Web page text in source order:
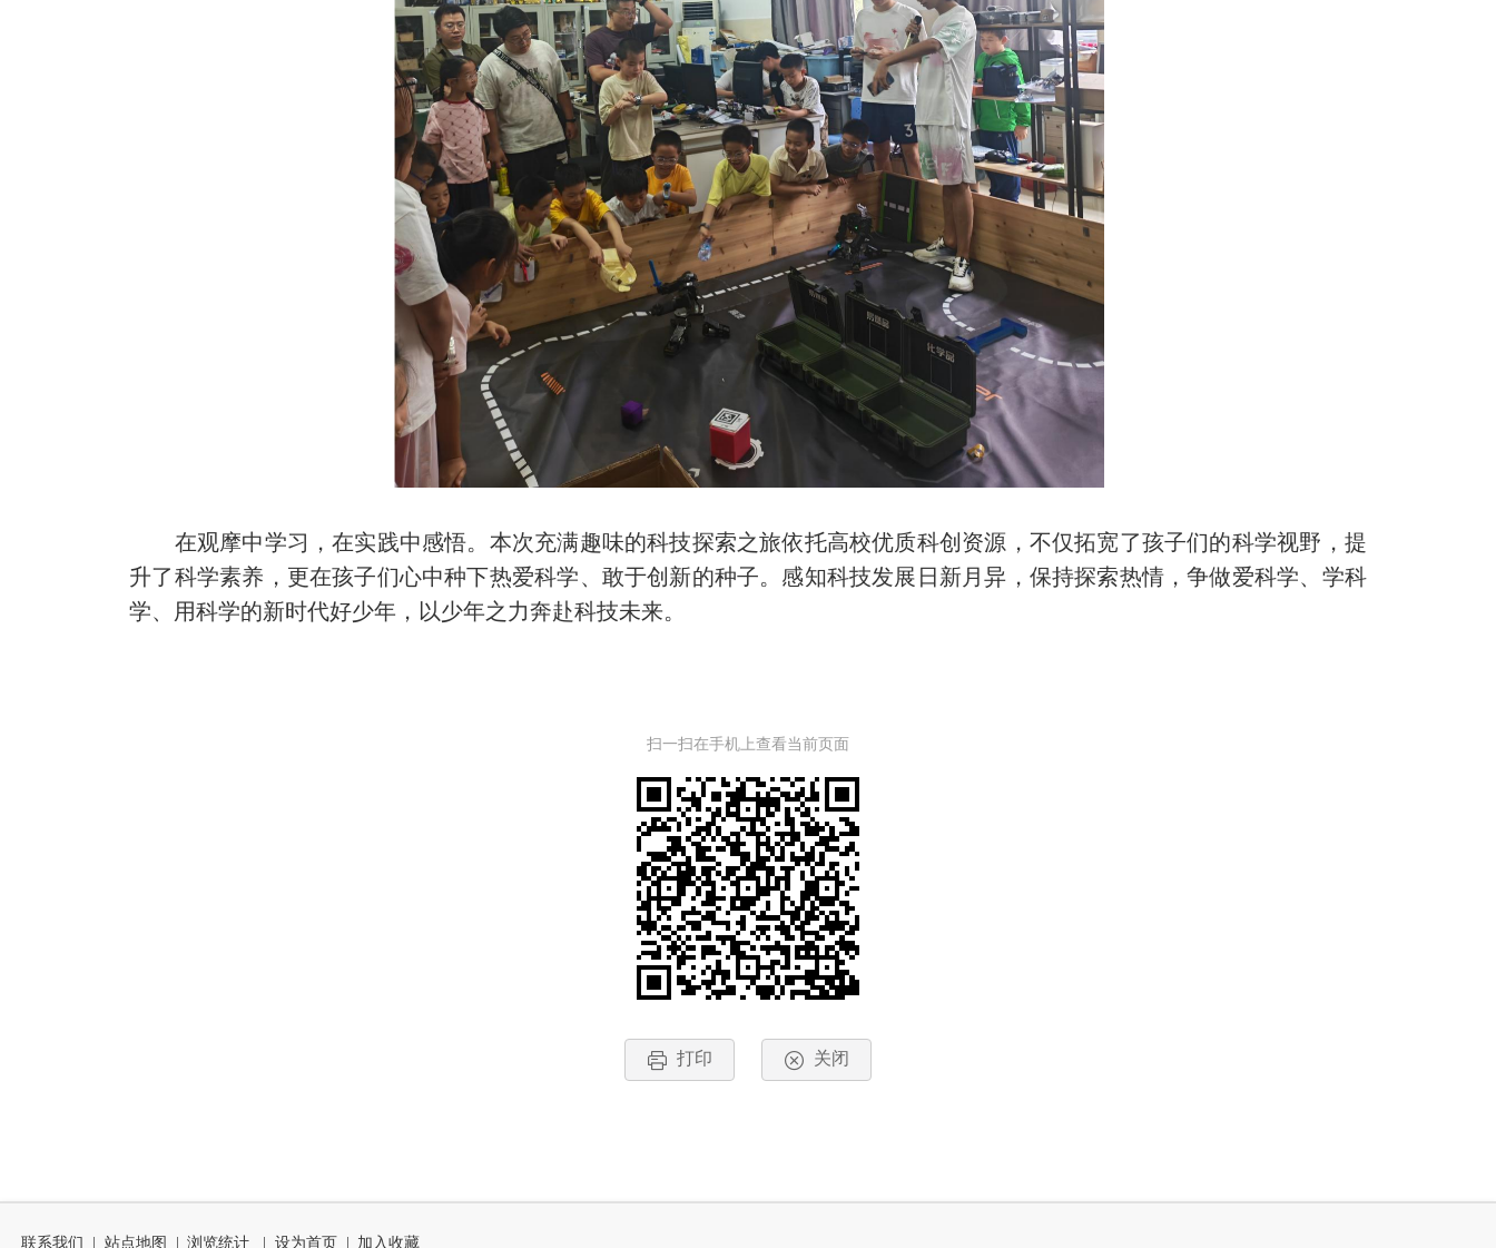
在观摩中学习，在实践中感悟。本次充满趣味的科技探索之旅依托高校优质科创资源，不仅拓宽了孩子们的科学视野，提
升了科学素养，更在孩子们心中种下热爱科学、敢于创新的种子。感知科技发展日新月异，保持探索热情，争做爱科学、学科
学、用科学的新时代好少年，以少年之力奔赴科技未来。
扫一扫在手机上查看当前页面
打印 关闭
联系我们 站点地图 浏览统计 设为首页 加入收藏